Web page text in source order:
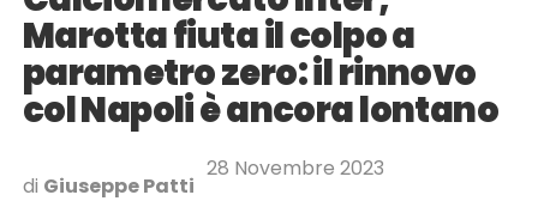
Marotta fiuta il colpo a
parametro zero: il rinnovo
col Napoli è ancora lontano
di Giuseppe Patti
28 Novembre 2023